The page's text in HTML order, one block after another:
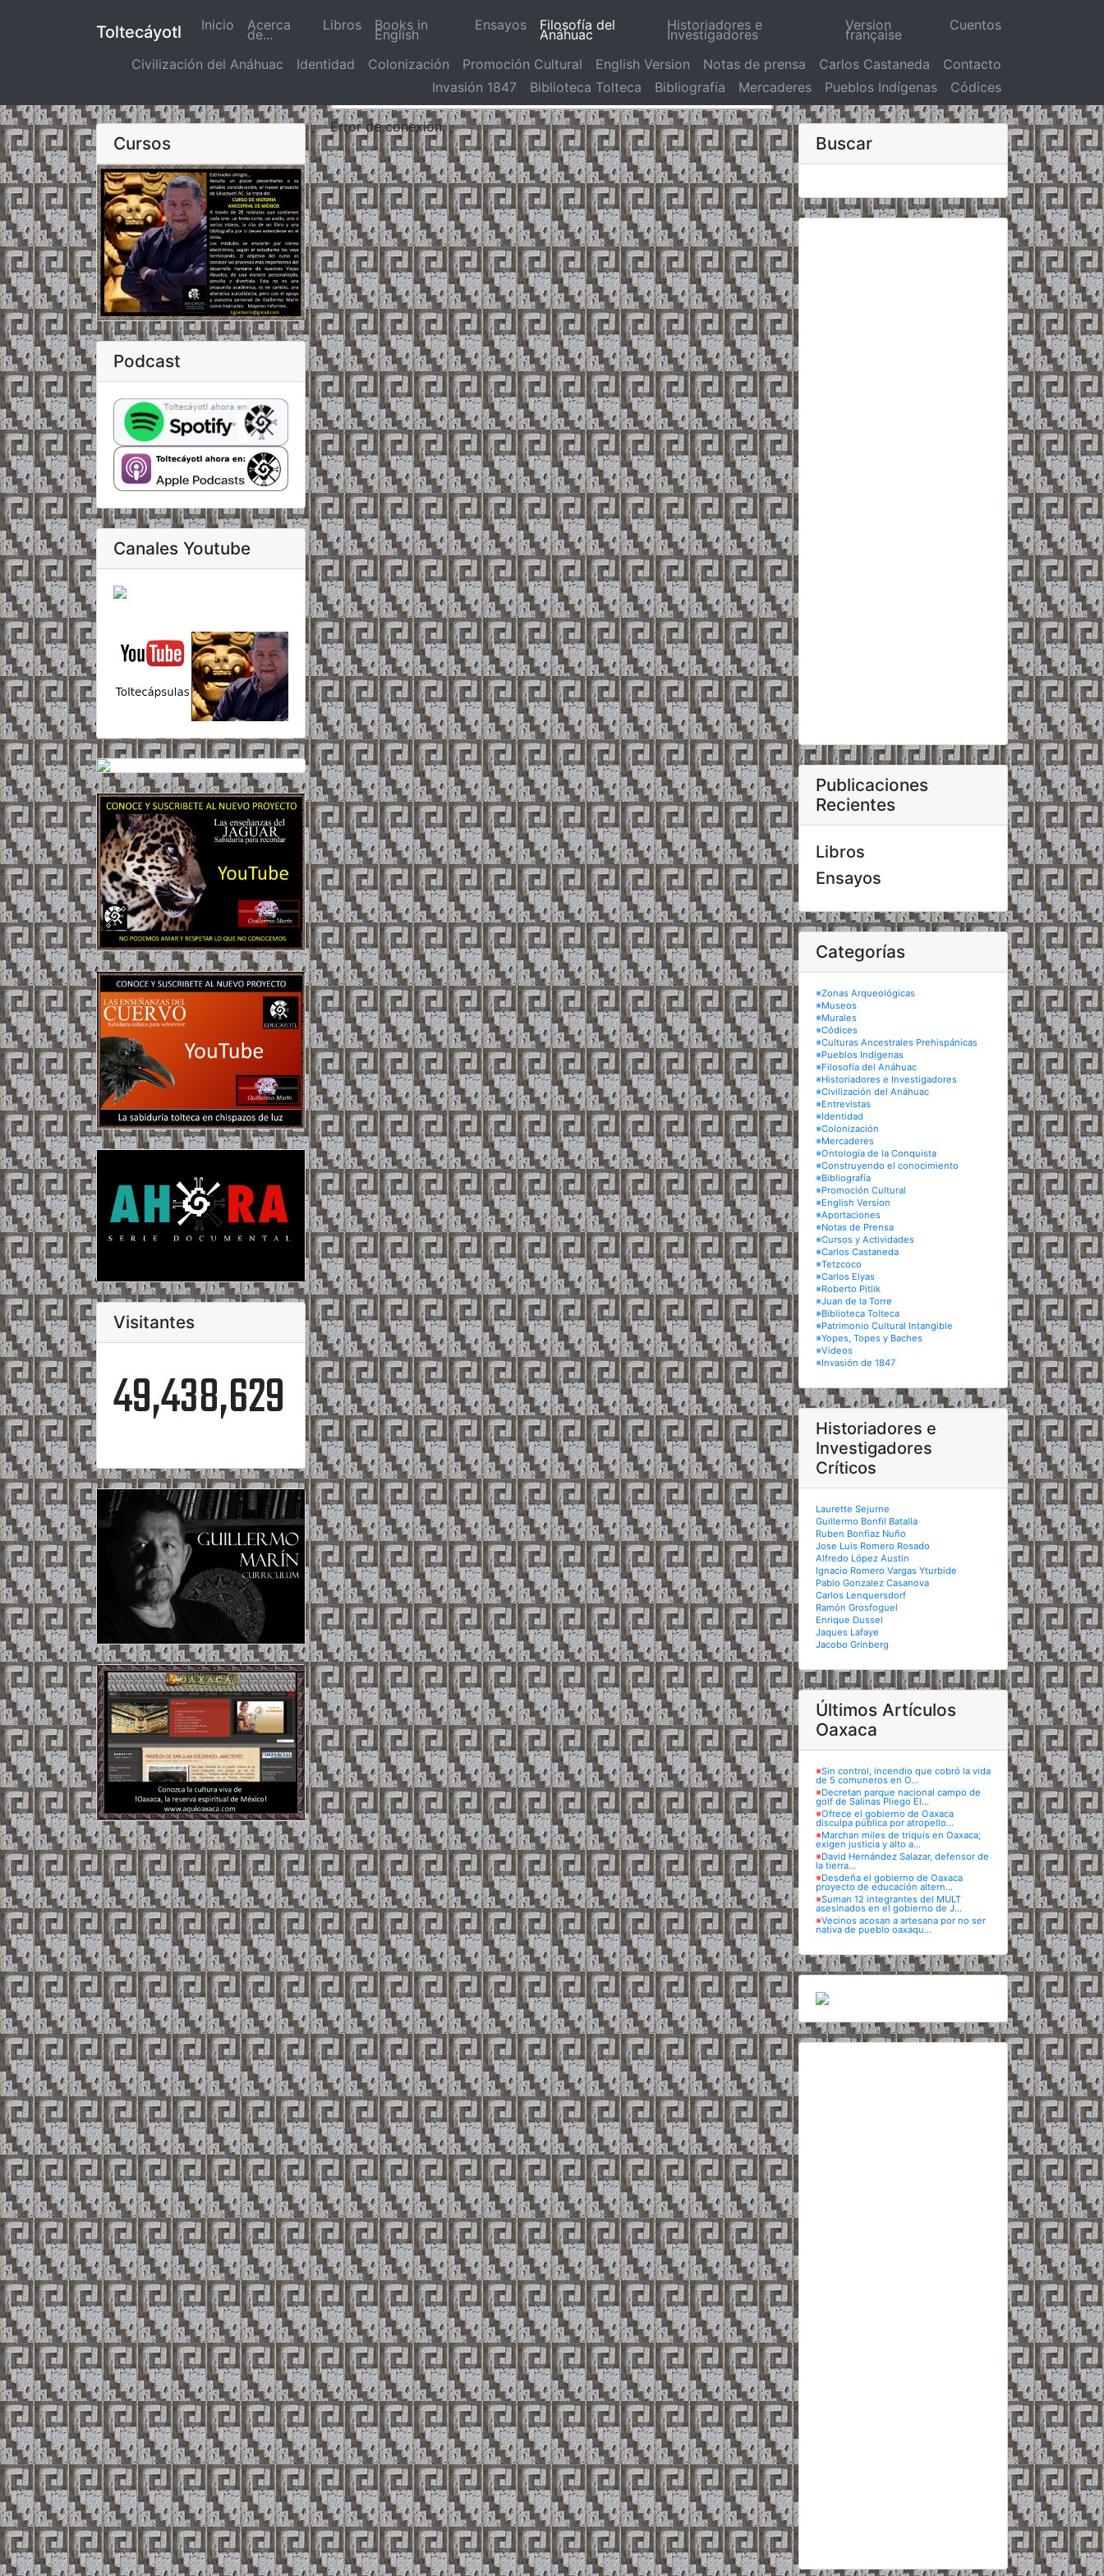
Toltecáyotl Inicio (actual)
Acerca
de...
Libros Books in
English
Ensayos Filosofía del
Anáhuac
Historiadores e
Investigadores
Version
française
Cuentos
Civilización del Anáhuac Identidad Colonización Promoción Cultural English Version Notas de prensa Carlos Castaneda
Contacto
Invasión 1847
Biblioteca Tolteca Bibliografía Mercaderes Pueblos Indígenas Códices
Cursos
Podcast
Canales Youtube
Visitantes
49,438,629
Error de conexión.
Buscar
Publicaciones
Recientes
Libros
Ensayos
Categorías
※Zonas Arqueológicas
※Museos
※Murales
※Códices
※Culturas Ancestrales Prehispánicas
※Pueblos Indígenas
※Filosofía del Anáhuac
※Historiadores e Investigadores
※Civilización del Anáhuac
※Entrevistas
※Identidad
※Colonización
※Mercaderes
※Ontología de la Conquista
※Construyendo el conocimiento
※Bibliografía
※Promoción Cultural
※English Version
※Aportaciones
※Notas de Prensa
※Cursos y Actividades
※Carlos Castaneda
※Tetzcoco
※Carlos Elyas
※Roberto Pitlik
※Juan de la Torre
※Biblioteca Tolteca
※Patrimonio Cultural Intangible
※Yopes, Topes y Baches
※Videos
※Invasión de 1847
Historiadores e
Investigadores
Críticos
Laurette Sejurne
Guillermo Bonfil Batalla
Ruben Bonfiaz Nuño
Jose Luis Romero Rosado
Alfredo López Austin
Ignacio Romero Vargas Yturbide
Pablo Gonzalez Casanova
Carlos Lenquersdorf
Ramón Grosfoguel
Enrique Dussel
Jaques Lafaye
Jacobo Grinberg
Últimos Artículos
Oaxaca
※Sin control, incendio que cobró la vida
de 5 comuneros en O...
※Decretan parque nacional campo de
golf de Salinas Pliego El...
※Ofrece el gobierno de Oaxaca
disculpa pública por atropello...
※Marchan miles de triquis en Oaxaca;
exigen justicia y alto a...
※David Hernández Salazar, defensor de
la tierra...
※Desdeña el gobierno de Oaxaca
proyecto de educación altern...
※Suman 12 integrantes del MULT
asesinados en el gobierno de J...
※Vecinos acosan a artesana por no ser
nativa de pueblo oaxaqu...